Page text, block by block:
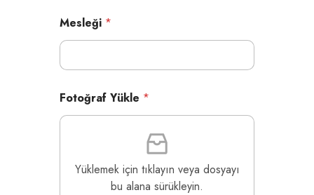
Mesleği *
Fotoğraf Yükle *
Yüklemek için tıklayın veya dosyayı
bu alana sürükleyin.